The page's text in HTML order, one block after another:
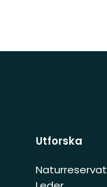
Utforska
Naturreservat